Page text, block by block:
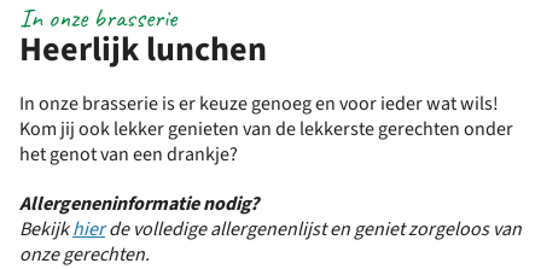
Heerlijk lunchen
In onze brasserie
In onze brasserie is er keuze genoeg en voor ieder wat wils!
Kom jij ook lekker genieten van de lekkerste gerechten onder
het genot van een drankje?
Allergeneninformatie nodig?
Bekijkhierde volledige allergenenlijst en geniet zorgeloos van
onze gerechten.